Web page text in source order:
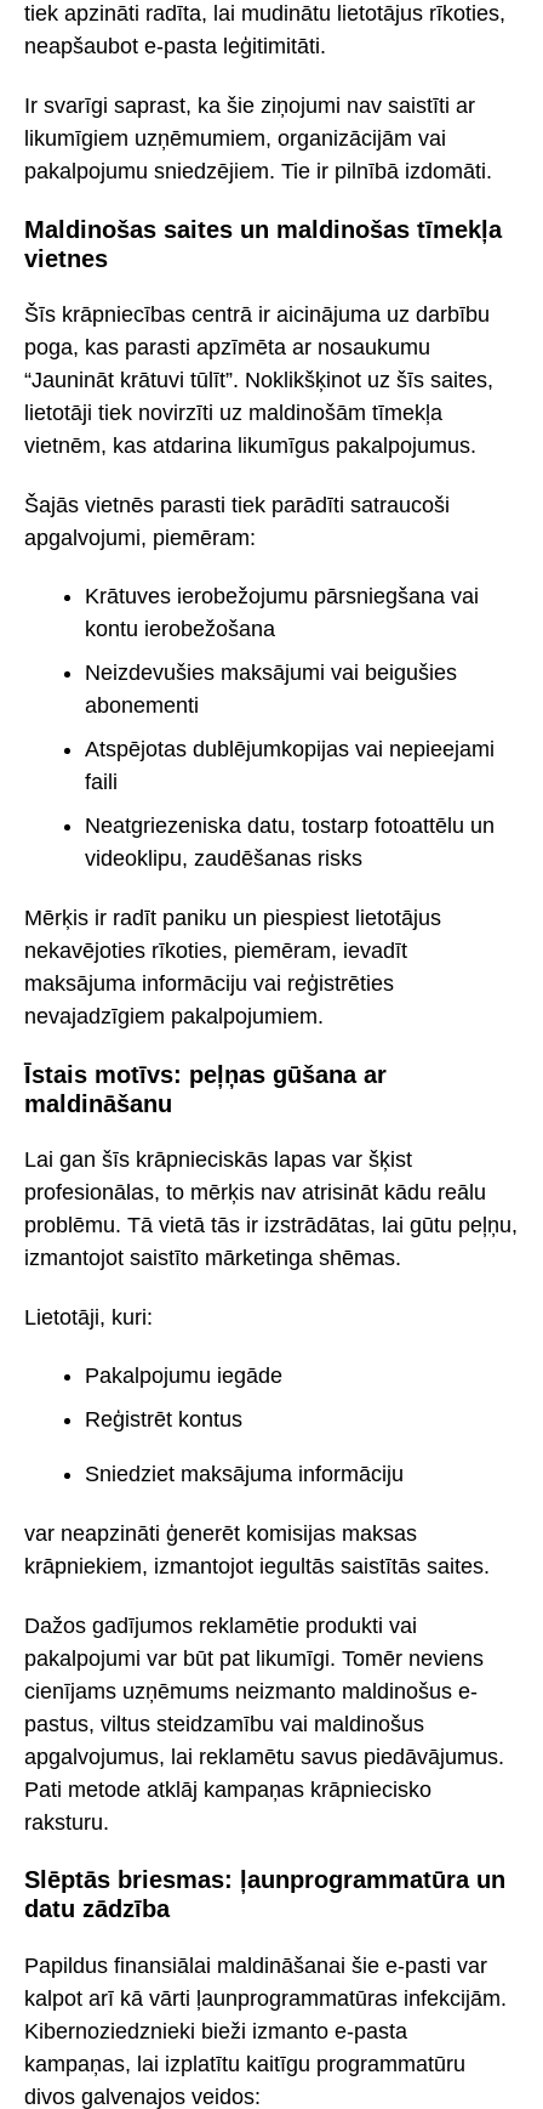
tiek apzināti radīta, lai mudinātu lietotājus rīkoties,
neapšaubot e-pasta leģitimitāti.
Ir svarīgi saprast, ka šie ziņojumi nav saistīti ar
likumīgiem uzņēmumiem, organizācijām vai
pakalpojumu sniedzējiem. Tie ir pilnībā izdomāti.
Maldinošas saites un maldinošas tīmekļa
vietnes
Šīs krāpniecības centrā ir aicinājuma uz darbību
poga, kas parasti apzīmēta ar nosaukumu
“Jaunināt krātuvi tūlīt”. Noklikšķinot uz šīs saites,
lietotāji tiek novirzīti uz maldinošām tīmekļa
vietnēm, kas atdarina likumīgus pakalpojumus.
Šajās vietnēs parasti tiek parādīti satraucoši
apgalvojumi, piemēram:
Krātuves ierobežojumu pārsniegšana vai
kontu ierobežošana
Neizdevušies maksājumi vai beigušies
abonementi
Atspējotas dublējumkopijas vai nepieejami
faili
Neatgriezeniska datu, tostarp fotoattēlu un
videoklipu, zaudēšanas risks
Mērķis ir radīt paniku un piespiest lietotājus
nekavējoties rīkoties, piemēram, ievadīt
maksājuma informāciju vai reģistrēties
nevajadzīgiem pakalpojumiem.
Īstais motīvs: peļņas gūšana ar
maldināšanu
Lai gan šīs krāpnieciskās lapas var šķist
profesionālas, to mērķis nav atrisināt kādu reālu
problēmu. Tā vietā tās ir izstrādātas, lai gūtu peļņu,
izmantojot saistīto mārketinga shēmas.
Lietotāji, kuri:
Pakalpojumu iegāde
Reģistrēt kontus
Sniedziet maksājuma informāciju
var neapzināti ģenerēt komisijas maksas
krāpniekiem, izmantojot iegultās saistītās saites.
Dažos gadījumos reklamētie produkti vai
pakalpojumi var būt pat likumīgi. Tomēr neviens
cienījams uzņēmums neizmanto maldinošus e-
pastus, viltus steidzamību vai maldinošus
apgalvojumus, lai reklamētu savus piedāvājumus.
Pati metode atklāj kampaņas krāpniecisko
raksturu.
Slēptās briesmas: ļaunprogrammatūra un
datu zādzība
Papildus finansiālai maldināšanai šie e-pasti var
kalpot arī kā vārti ļaunprogrammatūras infekcijām.
Kibernoziedznieki bieži izmanto e-pasta
kampaņas, lai izplatītu kaitīgu programmatūru
divos galvenajos veidos: